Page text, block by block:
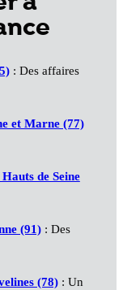
: Des affaires
et Marne (77)
de Seine
(91): Des
(78): Un